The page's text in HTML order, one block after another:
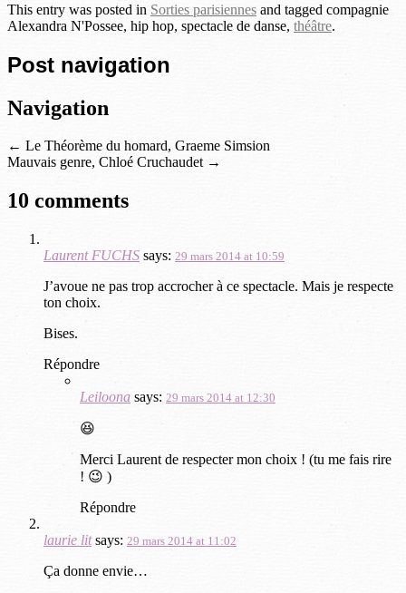
This entry was posted in Sorties parisiennes and tagged compagnie
Alexandra N'Possee, hip hop, spectacle de danse, théâtre.
Post navigation
Navigation
← Le Théorème du homard, Graeme Simsion
Mauvais genre, Chloé Cruchaudet →
10 comments
Laurent FUCHS says: 29 mars 2014 at 10:59
J’avoue ne pas trop accrocher à ce spectacle. Mais je respecte
ton choix.
Bises.
Répondre
Leiloona says: 29 mars 2014 at 12:30
😆
Merci Laurent de respecter mon choix ! (tu me fais rire
! 😉 )
Répondre
laurie lit says: 29 mars 2014 at 11:02
Ça donne envie…